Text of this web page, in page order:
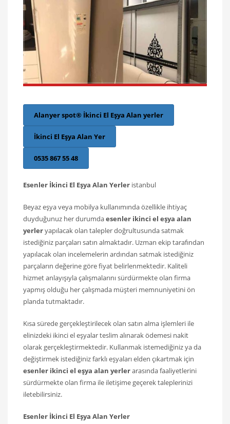
Alanyer spot® İkinci El Eşya Alan yerler
İkinci El Eşya Alan Yer
0535 867 55 48
Esenler İkinci El Eşya Alan Yerler istanbul
Beyaz eşya veya mobilya kullanımında özellikle ihtiyaç
duyduğunuz her durumdaesenler ikinci el eşya alan
yerleryapılacak olan talepler doğrultusunda satmak
istediğiniz parçaları satın almaktadır. Uzman ekip tarafından
yapılacak olan incelemelerin ardından satmak istediğiniz
parçaların değerine göre fiyat belirlenmektedir. Kaliteli
hizmet anlayışıyla çalışmalarını sürdürmekte olan firma
yapmış olduğu her çalışmada müşteri memnuniyetini ön
planda tutmaktadır.
Kısa sürede gerçekleştirilecek olan satın alma işlemleri ile
elinizdeki ikinci el eşyalar teslim alınarak ödemesi nakit
olarak gerçekleştirmektedir. Kullanmak istemediğiniz ya da
değiştirmek istediğiniz farklı eşyaları elden çıkartmak için
esenler ikinci el eşya alan yerlerarasında faaliyetlerini
sürdürmekte olan firma ile iletişime geçerek taleplerinizi
iletebilirsiniz.
Esenler İkinci El Eşya Alan Yerler